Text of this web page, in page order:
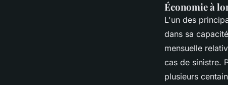
Économie à
L'un des
dans sa
mensuelle
cas de sinistre.
plusieurs